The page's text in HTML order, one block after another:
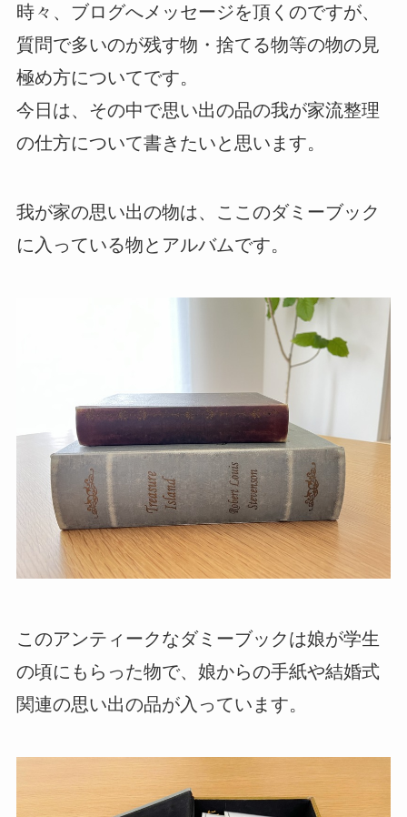
時々、ブログへメッセージを頂くのですが、
質問で多いのが残す物・捨てる物等の物の見
極め方についてです。
今日は、その中で思い出の品の我が家流整理
の仕方について書きたいと思います。
我が家の思い出の物は、ここのダミーブック
に入っている物とアルバムです。
このアンティークなダミーブックは娘が学生
の頃にもらった物で、娘からの手紙や結婚式
関連の思い出の品が入っています。